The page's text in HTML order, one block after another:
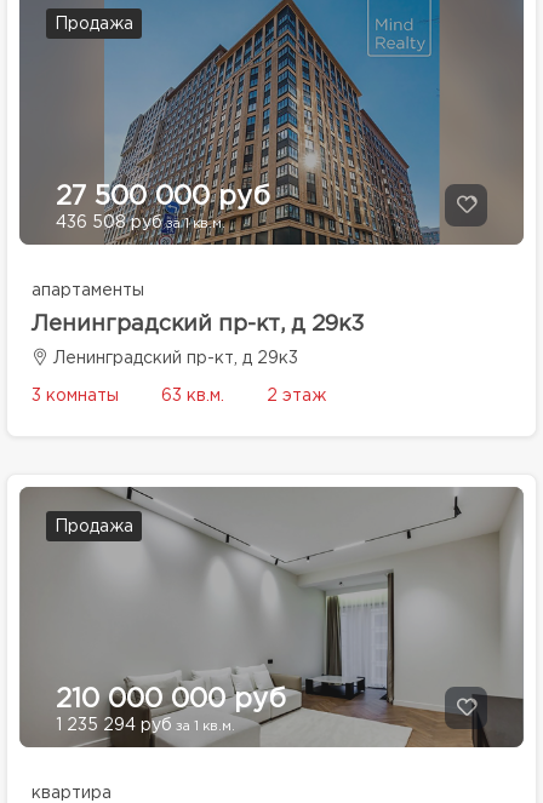
Продажа
27 500 000 руб
436 508 рубза 1 кв.м.
апартаменты
Ленинградский пр-кт, д 29к3
Ленинградский пр-кт, д 29к3
3 комнаты 63 кв.м. 2 этаж
Продажа
210 000 000 руб
1 235 294 руб за 1 кв.м.
квартира